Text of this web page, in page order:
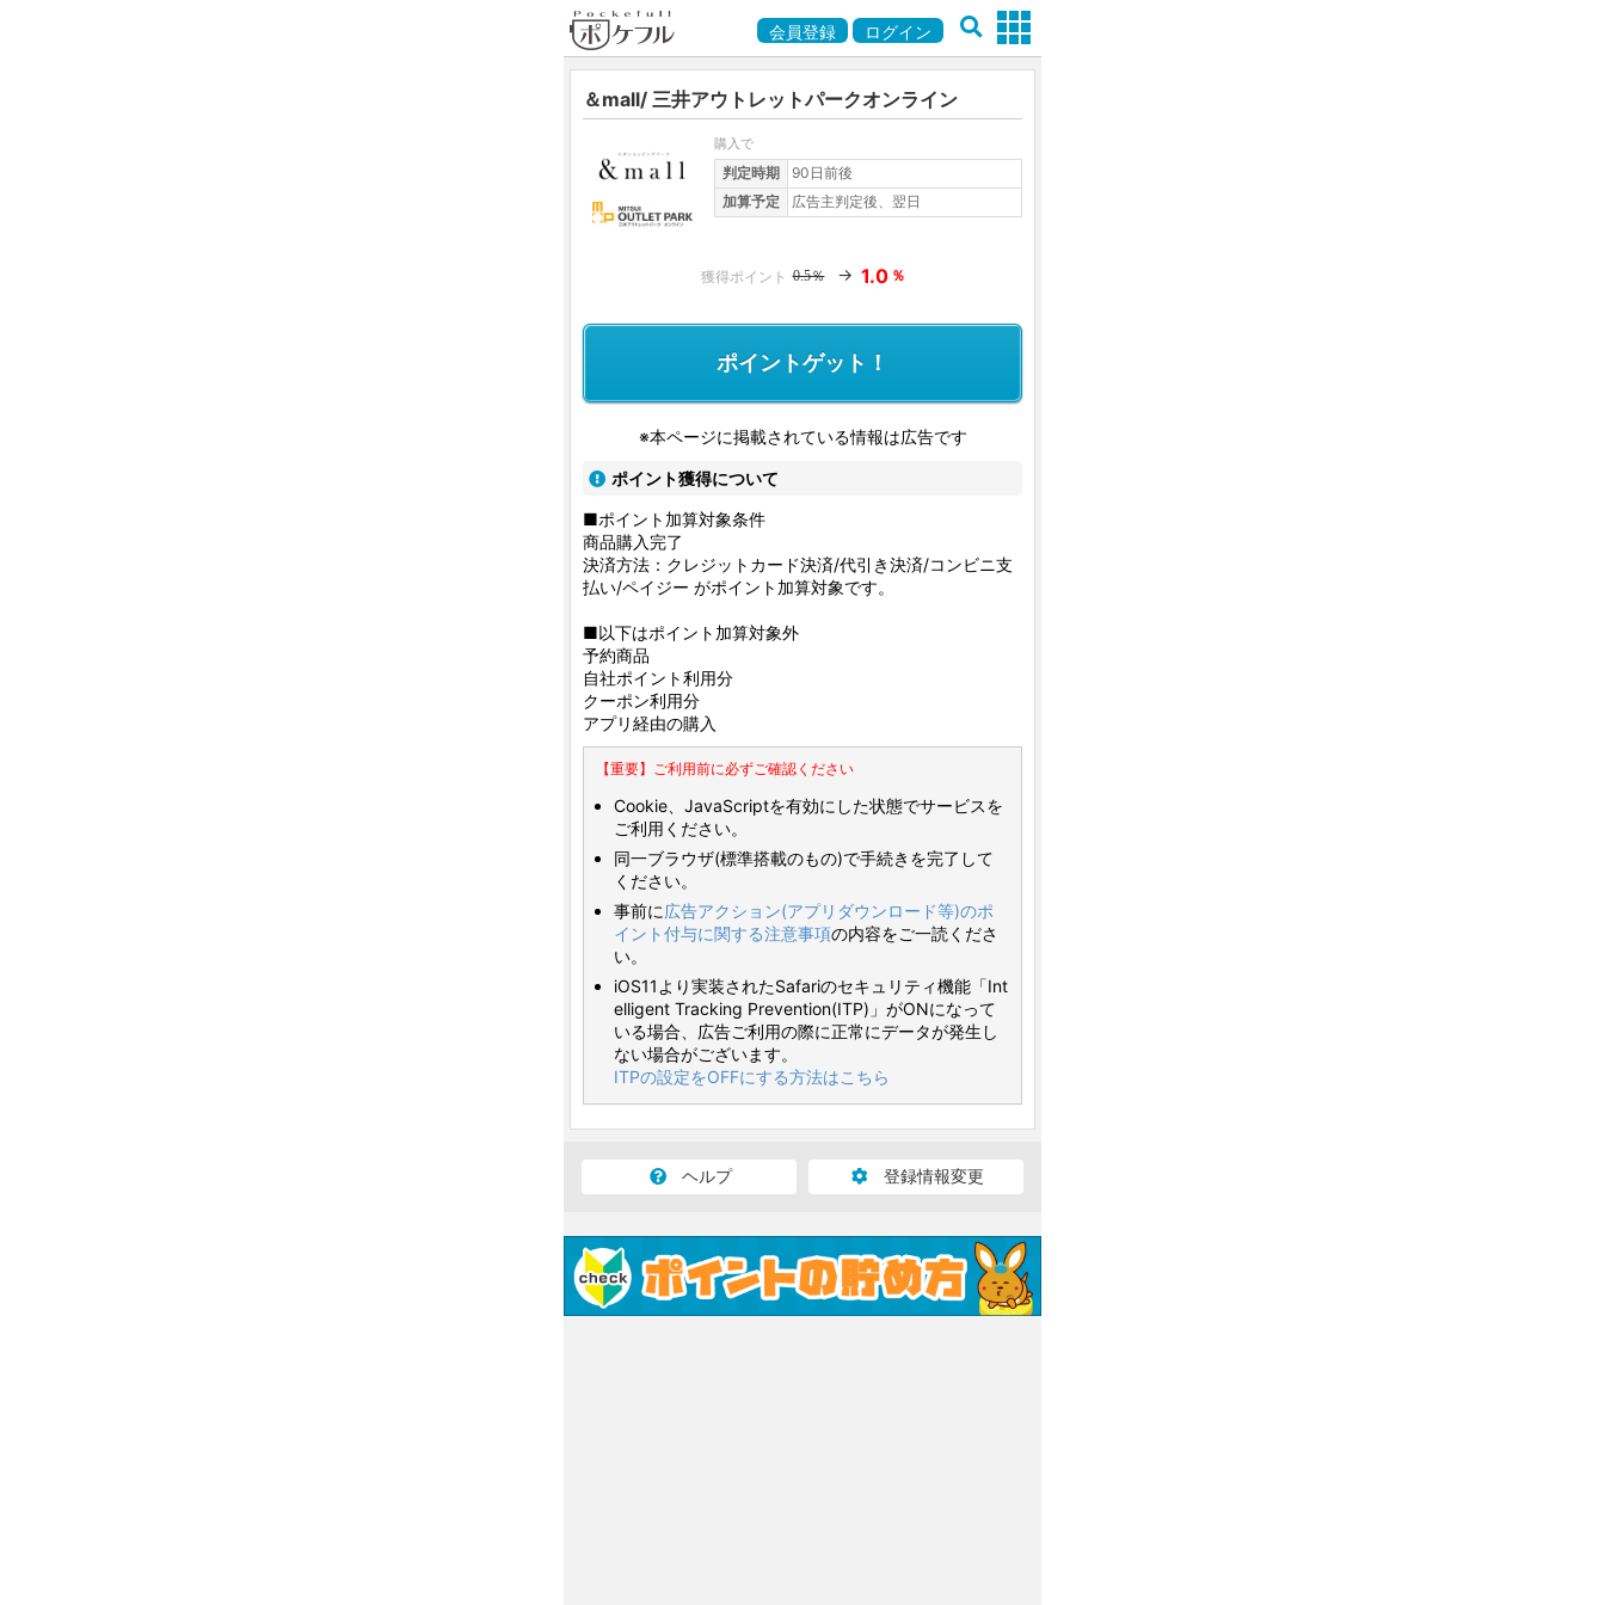
会員登録 ログイン
＆mall/ 三井アウトレットパークオンライン
購入で
判定時期
90日前後
加算予定
広告主判定後、翌日
0.5％ → 1.0 ％
ポイントゲット！
※本ページに掲載されている情報は広告です
ポイント獲得について
■ポイント加算対象条件
商品購入完了
決済方法：クレジットカード決済/代引き決済/コンビニ支
払い/ペイジー がポイント加算対象です。
■以下はポイント加算対象外
予約商品
自社ポイント利用分
クーポン利用分
アプリ経由の購入
【重要】ご利用前に必ずご確認ください
Cookie、JavaScriptを有効にした状態でサービスを
ご利用ください。
同一ブラウザ(標準搭載のもの)で手続きを完了して
ください。
事前に広告アクション(アプリダウンロード等)のポ
イント付与に関する注意事項の内容をご一読くださ
い。
iOS11より実装されたSafariのセキュリティ機能「Int
elligent Tracking Prevention(ITP)」がONになって
いる場合、広告ご利用の際に正常にデータが発生し
ない場合がございます。
ITPの設定をOFFにする方法はこちら
ヘルプ 登録情報変更